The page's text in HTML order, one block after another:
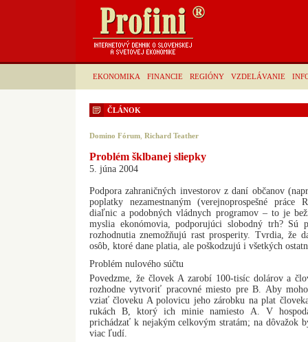
EKONOMIKA FINANCIE REGIÓNY VZDELÁVANIE
ČLÁNOK
Domino Fórum Richard Teather
Problém šklbanej sliepky
5. júna 2004
Podpora zahraničných investorov z daní občanov
poplatky nezamestnaným (verejnoprospešné práce
diaľnic a podobných vládnych programov – to je
myslia ekonómovia, podporujúci slobodný trh? Sú
rozhodnutia znemožňujú rast prosperity. Tvrdia, že
osôb, ktoré dane platia, ale poškodzujú i všetkých
Problém nulového súčtu
Povedzme, že človek A zarobí 100-tisíc dolárov a
rozhodne vytvoriť pracovné miesto pre B. Aby
vziať človeku A polovicu jeho zárobku na plat
rukách B, ktorý ich minie namiesto A. V
prichádzať k nejakým celkovým stratám; na dôvažok
viac ľudí.